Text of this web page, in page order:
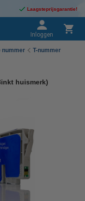
Laagsteprijsgarantie!
Inloggen
nummer
T-nummer
huismerk)